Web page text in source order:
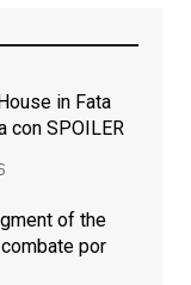
in Fata
con SPOILER
of the
por